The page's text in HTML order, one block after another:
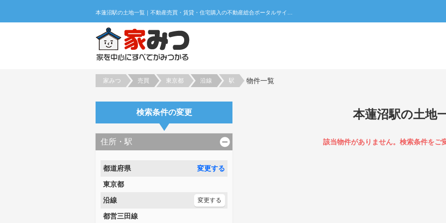
家みつ 売買 東京都 沿線 駅 物件一覧
検索条件の変更
住所・駅
都道府県
変更する
東京都
沿線
変更する
都営三田線
本蓮沼駅の土地
該当物件がありません。検索条件をご